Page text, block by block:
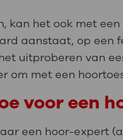
kan het ook met
aanstaat, op een
uitproberen van
om met een
voor een
een hoor-expert